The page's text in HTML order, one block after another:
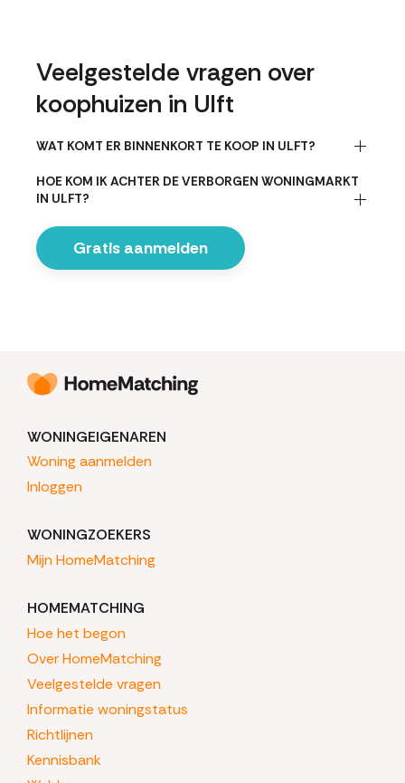
Veelgestelde vragen over
koophuizen in Ulft
WAT KOMT ER BINNENKORT TE KOOP IN ULFT?
HOE KOM IK ACHTER DE VERBORGEN WONINGMARKT
IN ULFT?
Gratis aanmelden
WONINGEIGENAREN
Woning aanmelden
Inloggen
WONINGZOEKERS
Mijn HomeMatching
HOMEMATCHING
Hoe het begon
Over HomeMatching
Veelgestelde vragen
Informatie woningstatus
Richtlijnen
Kennisbank